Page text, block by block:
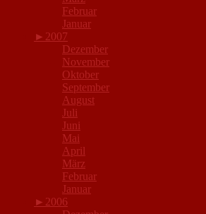
Februar
Januar
► 2007
Dezember
November
Oktober
September
August
Juli
Juni
Mai
April
März
Februar
Januar
► 2006